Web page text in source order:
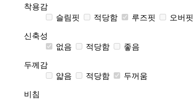
착용감
슬림핏
적당함 루즈핏 오버핏
신축성
없음
적당함 좋음
두께감
얇음
적당함 두꺼움
비침